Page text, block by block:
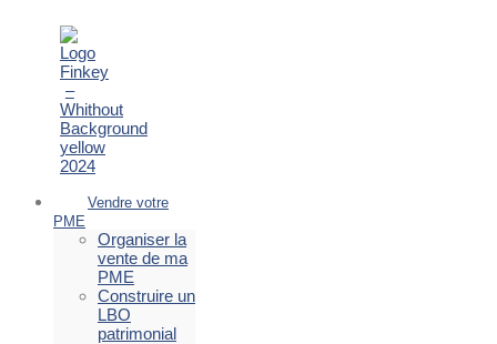
Vendre votre
PME
Organiser la
vente de ma
PME
Construire un
LBO
patrimonial